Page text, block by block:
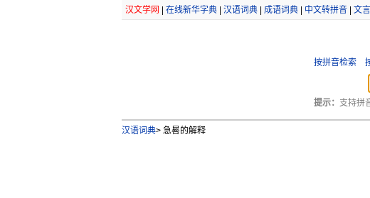
汉文学网 在线新华字典| 汉语词典| 成语词典| 中文转拼音| 文
按拼音检索
提示： 支持拼
汉语词典>急晷的解释